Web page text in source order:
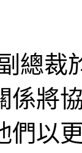
總
係將
們以